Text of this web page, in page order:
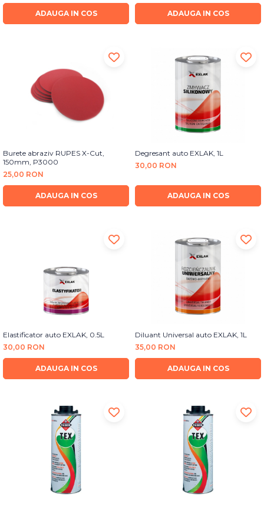
ADAUGA IN COS ADAUGA IN COS
Burete abraziv RUPES X-Cut,
150mm, P3000
25,00 RON
ADAUGA IN COS
Degresant auto EXLAK, 1L
30,00 RON
ADAUGA IN COS
Elastificator auto EXLAK, 0.5L
30,00 RON
ADAUGA IN COS
Diluant Universal auto EXLAK, 1L
35,00 RON
ADAUGA IN COS